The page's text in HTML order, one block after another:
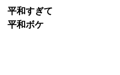
平和すぎて
平和ボケ